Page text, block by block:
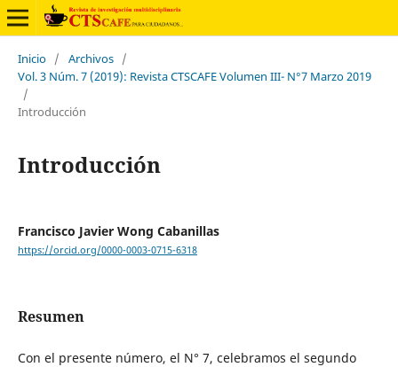
Inicio / Archivos /
Vol. 3 Núm. 7 (2019): Revista CTSCAFE Volumen III- N°7 Marzo 2019
/
Introducción
Introducción
Francisco Javier Wong Cabanillas
https://orcid.org/0000-0003-0715-6318
Resumen
Con el presente número, el N° 7, celebramos el segundo